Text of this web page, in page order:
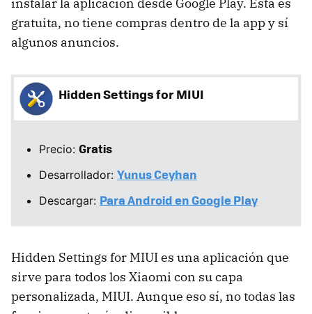
gratuita, no tiene compras dentro de la app y sí
algunos anuncios.
Hidden Settings for MIUI
Precio: Gratis
Desarrollador: Yunus Ceyhan
Descargar: Para Android en Google Play
Hidden Settings for MIUI es una aplicación que
sirve para todos los Xiaomi con su capa
personalizada, MIUI. Aunque eso sí, no todas las